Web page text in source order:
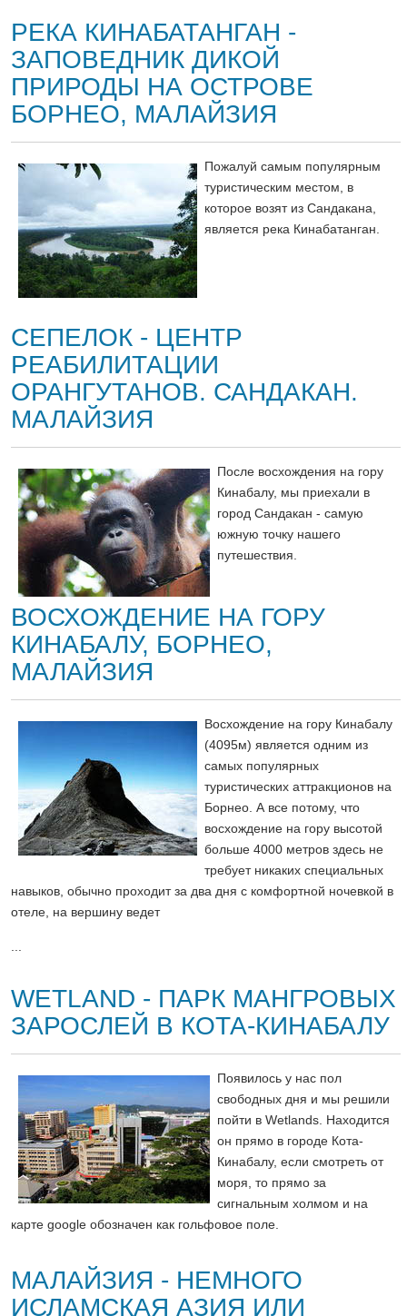
РЕКА КИНАБАТАНГАН -
ЗАПОВЕДНИК ДИКОЙ
ПРИРОДЫ НА ОСТРОВЕ
БОРНЕО, МАЛАЙЗИЯ
Пожалуй самым популярным
туристическим местом, в
которое возят из Сандакана,
является река Кинабатанган.
СЕПЕЛОК - ЦЕНТР
РЕАБИЛИТАЦИИ
ОРАНГУТАНОВ. САНДАКАН.
МАЛАЙЗИЯ
После восхождения на гору
Кинабалу, мы приехали в
город Сандакан - самую
южную точку нашего
путешествия.
ВОСХОЖДЕНИЕ НА ГОРУ
КИНАБАЛУ, БОРНЕО,
МАЛАЙЗИЯ
Восхождение на гору Кинабалу
(4095м) является одним из
самых популярных
туристических аттракционов на
Борнео. А все потому, что
восхождение на гору высотой
больше 4000 метров здесь не
требует никаких специальных
навыков, обычно проходит за два дня с комфортной ночевкой в
отеле, на вершину ведет
WETLAND - ПАРК МАНГРОВЫХ
ЗАРОСЛЕЙ В КОТА-КИНАБАЛУ
Появилось у нас пол
свободных дня и мы решили
пойти в Wetlands. Находится
он прямо в городе Кота-
Кинабалу, если смотреть от
моря, то прямо за
сигнальным холмом и на
карте google обозначен как гольфовое поле.
МАЛАЙЗИЯ - НЕМНОГО
ИСЛАМСКАЯ АЗИЯ ИЛИ